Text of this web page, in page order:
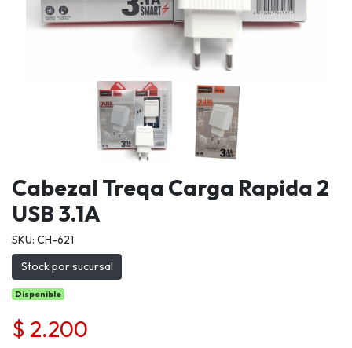
Cabezal Treqa Carga Rapida 2
USB 3.1A
SKU: CH-621
Stock por sucursal
Disponible
$ 2.200